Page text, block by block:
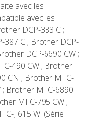
avec les
avec les
DCP-383 C ;
387 C ; Brother DCP-
DCP-6690 CW ;
490 CW ; Brother
CN ; Brother MFC-
; Brother MFC-6890
MFC-795 CW ;
J 615 W. (Série